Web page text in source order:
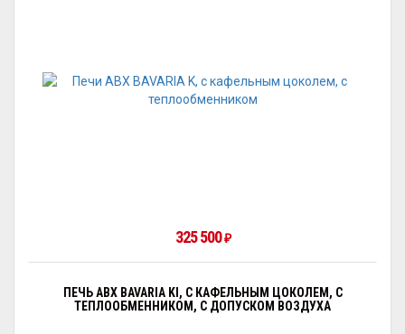
325 500₽
ПЕЧЬ ABX BAVARIA KI, С КАФЕЛЬНЫМ ЦОКОЛЕМ, С
ТЕПЛООБМЕННИКОМ, С ДОПУСКОМ ВОЗДУХА